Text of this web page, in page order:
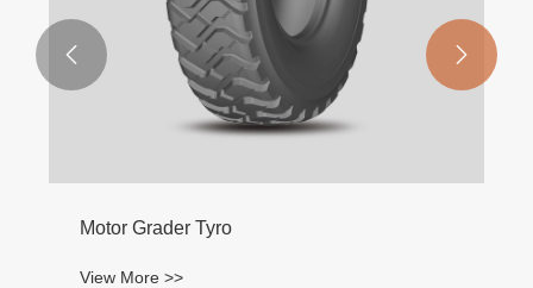
Motor Grader Tyro
View More >>
 